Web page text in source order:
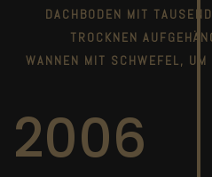
DACHBODEN MIT
TROCKNEN
WANNEN MIT SCHWEFEL,
2006